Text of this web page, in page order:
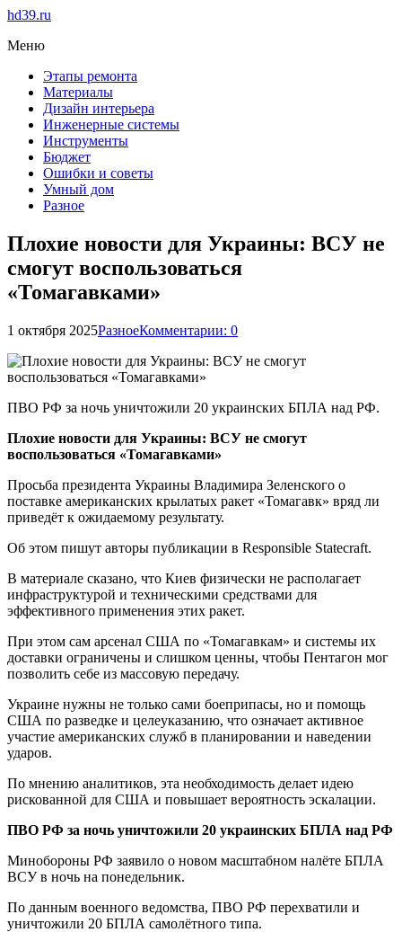
hd39.ru
Меню
Этапы ремонта
Материалы
Дизайн интерьера
Инженерные системы
Инструменты
Бюджет
Ошибки и советы
Умный дом
Разное
Плохие новости для Украины: ВСУ не
смогут воспользоваться
«Томагавками»
1 октября 2025РазноеКомментарии: 0
ПВО РФ за ночь уничтожили 20 украинских БПЛА над РФ.
Плохие новости для Украины: ВСУ не смогут
воспользоваться «Томагавками»
Просьба президента Украины Владимира Зеленского о
поставке американских крылатых ракет «Томагавк» вряд ли
приведёт к ожидаемому результату.
Об этом пишут авторы публикации в Responsible Statecraft.
В материале сказано, что Киев физически не располагает
инфраструктурой и техническими средствами для
эффективного применения этих ракет.
При этом сам арсенал США по «Томагавкам» и системы их
доставки ограничены и слишком ценны, чтобы Пентагон мог
позволить себе из массовую передачу.
Украине нужны не только сами боеприпасы, но и помощь
США по разведке и целеуказанию, что означает активное
участие американских служб в планировании и наведении
ударов.
По мнению аналитиков, эта необходимость делает идею
рискованной для США и повышает вероятность эскалации.
ПВО РФ за ночь уничтожили 20 украинских БПЛА над РФ
Минобороны РФ заявило о новом масштабном налёте БПЛА
ВСУ в ночь на понедельник.
По данным военного ведомства, ПВО РФ перехватили и
уничтожили 20 БПЛА самолётного типа.